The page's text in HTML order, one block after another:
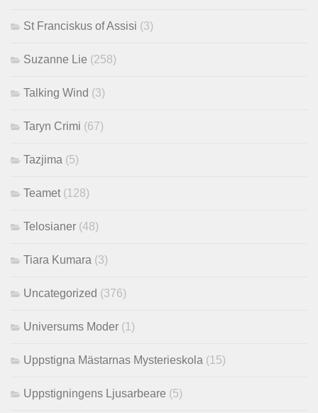
St Franciskus of Assisi (3)
Suzanne Lie (258)
Talking Wind (3)
Taryn Crimi (67)
Tazjima (5)
Teamet(128)
Telosianer (48)
Tiara Kumara (3)
Uncategorized (376)
Universums Moder (1)
Uppstigna Mästarnas Mysterieskola (15)
Uppstigningens Ljusarbeare (5)